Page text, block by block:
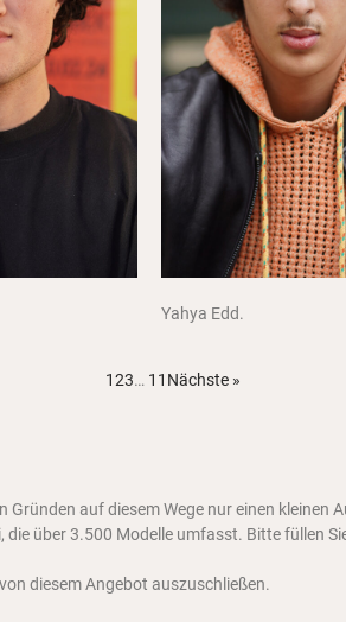
Yahya Edd.
123… 11 Nächste »
auf diesem Wege nur einen kleinen
über 3.500 Modelle umfasst. Bitte füllen
diesem Angebot auszuschließen.